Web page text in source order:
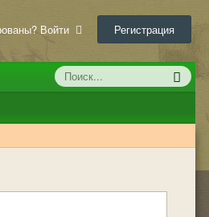
Войти Регистрация